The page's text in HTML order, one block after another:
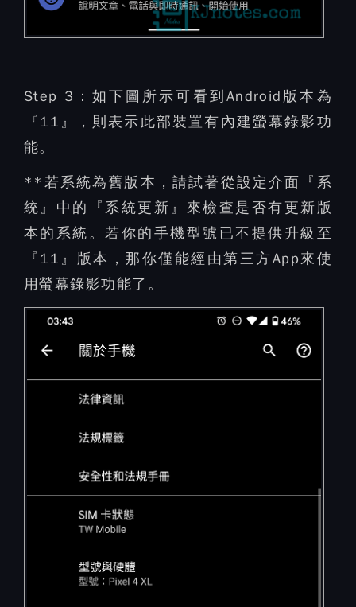
Step 3：如下圖所示可看到Android版本為
『11』，則表示此部裝置有內建螢幕錄影功
能。
**若系統為舊版本，請試著從設定介面『系
統』中的『系統更新』來檢查是否有更新版
本的系統。若你的手機型號已不提供升級至
『11』版本，那你僅能經由第三方App來使
用螢幕錄影功能了。